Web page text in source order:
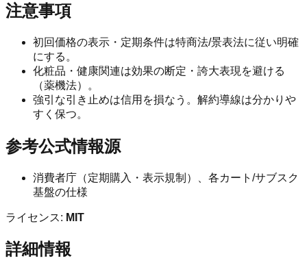
注意事項
初回価格の表示・定期条件は特商法/景表法に従い明確
にする。
化粧品・健康関連は効果の断定・誇大表現を避ける
（薬機法）。
強引な引き止めは信用を損なう。解約導線は分かりや
すく保つ。
参考公式情報源
消費者庁（定期購入・表示規制）、各カート/サブスク
基盤の仕様
ライセンス: MIT
詳細情報